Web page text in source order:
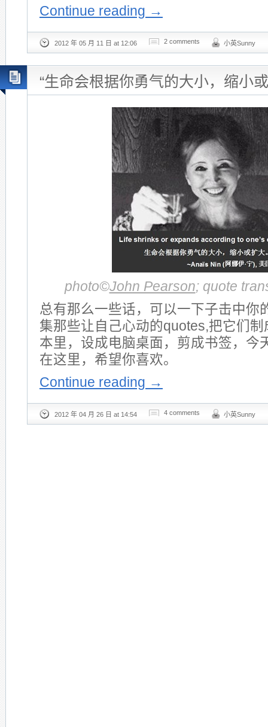
Continue reading →
2012 年 05 月 11 日 at 12:06 2 comments 小英Sunny
“生命会根据你勇气的大小，缩小
photo©John Pearson; quote
总有那么一些话，可以一下子击中你
集那些让自己心动的quotes,把它们
本里，设成电脑桌面，剪成书签，今
在这里，希望你喜欢。
Continue reading →
2012 年 04 月 26 日 at 14:54 4 comments 小英Sunny